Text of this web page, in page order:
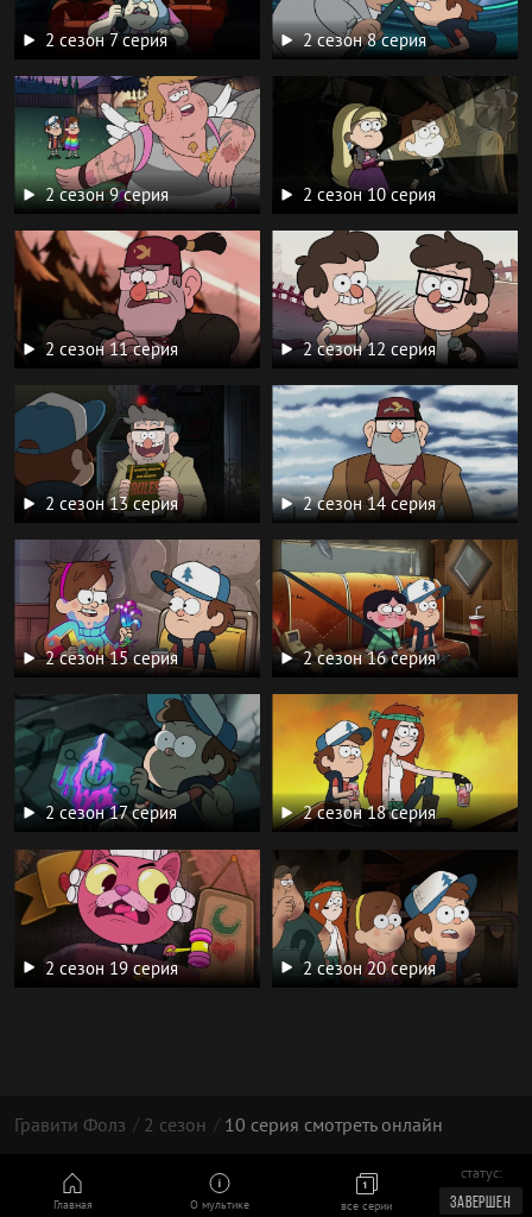
Главная О мультике все серии
статус:
ЗАВЕРШЕН
2 сезон 7 серия 2 сезон 8 серия
2 сезон 9 серия 2 сезон 10 серия
2 сезон 11 серия 2 сезон 12 серия
2 сезон 13 серия 2 сезон 14 серия
2 сезон 15 серия 2 сезон 16 серия
2 сезон 17 серия 2 сезон 18 серия
2 сезон 19 серия 2 сезон 20 серия
Гравити Фолз 2 сезон 10 серия смотреть онлайн
© 2025 год, GravityFallsFANS